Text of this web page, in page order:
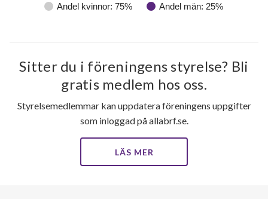
Andel kvinnor: 75% Andel män: 25%
Sitter du i föreningens styrelse? Bli
gratis medlem hos oss.
Styrelsemedlemmar kan uppdatera föreningens uppgifter
som inloggad på allabrf.se.
LÄS MER